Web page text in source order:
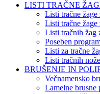
LISTI TRAČNE
Listi tračne žage
Listi tračne žage
Listi tračnih žag
Poseben
Listi za tračne
Listi tračnih
BRUŠENJE IN
Večnamensko
Lamelne brusne